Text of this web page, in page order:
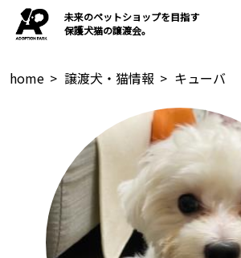
未来のペットショップを目指す
保護犬猫の譲渡会。
home > 譲渡犬・猫情報 > キューバ